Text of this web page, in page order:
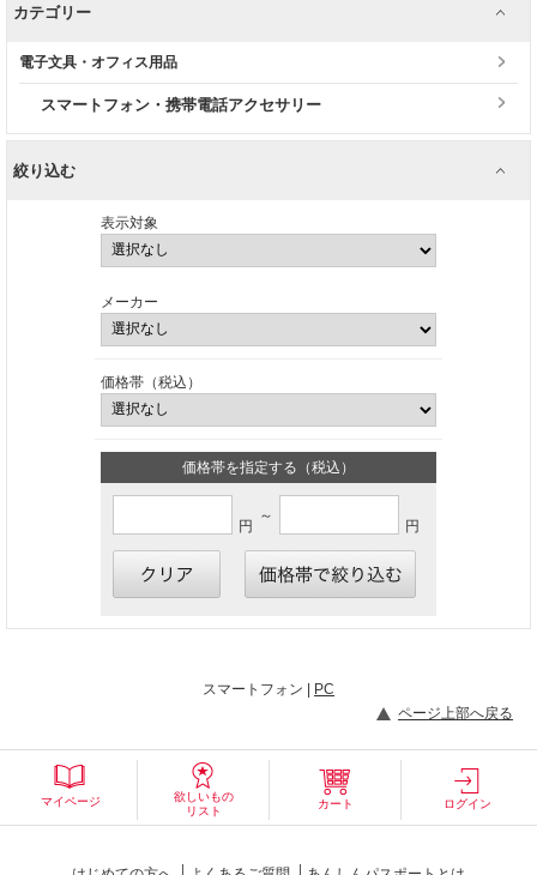
カテゴリー
電子文具・オフィス用品
スマートフォン・携帯電話アクセサリー
絞り込む
表示対象
メーカー
価格帯（税込）
価格帯を指定する（税込）
円
～
円
スマートフォン | PC
ページ上部へ戻る
マイページ
欲しいもの
リスト
カート ログイン